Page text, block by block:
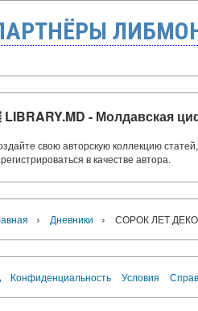
LIBRARY.MD - Молдавская
свою авторскую коллекцию
в качестве автора.
› Дневники › СОРОК ЛЕТ
Конфиденциальность Условия